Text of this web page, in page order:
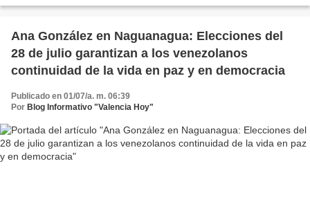
Ana González en Naguanagua: Elecciones del
28 de julio garantizan a los venezolanos
continuidad de la vida en paz y en democracia
Publicado en 01/07/a. m. 06:39
Por Blog Informativo "Valencia Hoy"